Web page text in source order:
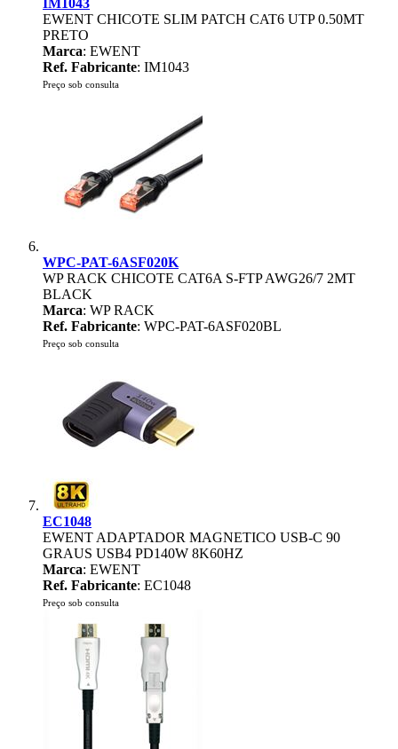
IM1043
EWENT CHICOTE SLIM PATCH CAT6 UTP 0.50MT
PRETO
Marca: EWENT
Ref. Fabricante: IM1043
Preço sob consulta
WPC-PAT-6ASF020K
WP RACK CHICOTE CAT6A S-FTP AWG26/7 2MT
BLACK
Marca: WP RACK
Ref. Fabricante: WPC-PAT-6ASF020BL
Preço sob consulta
EC1048
EWENT ADAPTADOR MAGNETICO USB-C 90
GRAUS USB4 PD140W 8K60HZ
Marca: EWENT
Ref. Fabricante: EC1048
Preço sob consulta